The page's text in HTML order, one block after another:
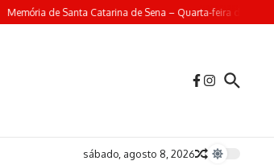
Memória de Santa Catarina de Sena – Quarta-feira da 4ª
sábado, agosto 8, 2026